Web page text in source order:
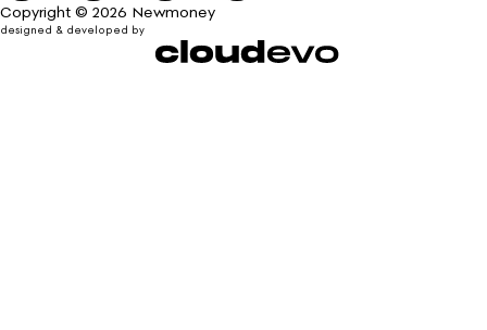
Copyright © 2026 Newmoney
designed & developed by